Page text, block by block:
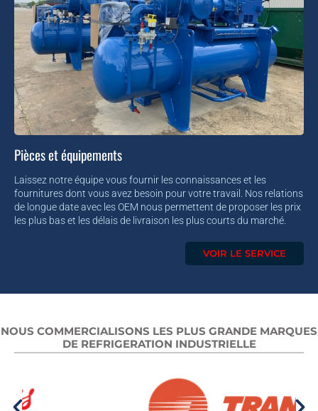
Pièces et équipements
Laissez notre équipe vous fournir les connaissances et les
fournitures dont vous avez besoin pour votre travail. Nos relations
de longue date avec les OEM nous permettent de proposer les prix
les plus bas et les délais de livraison les plus courts du marché.
VOIR LE SERVICE
NOUS COMMERCIALISONS LES PLUS GRANDE MARQUES
DE REFRIGERATION INDUSTRIELLE